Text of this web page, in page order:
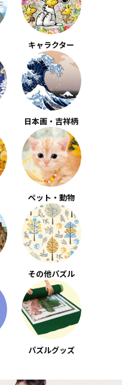
キャラクター
日本画・吉祥柄
ペット・動物
その他パズル
パズルグッズ